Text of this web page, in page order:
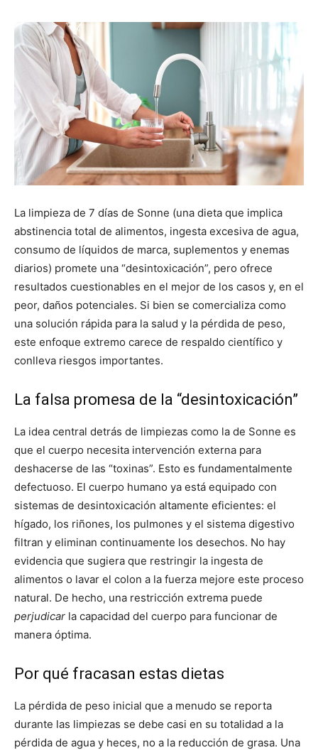
La limpieza de 7 días de Sonne (una dieta que implica
abstinencia total de alimentos, ingesta excesiva de agua,
consumo de líquidos de marca, suplementos y enemas
diarios) promete una “desintoxicación”, pero ofrece
resultados cuestionables en el mejor de los casos y, en el
peor, daños potenciales. Si bien se comercializa como
una solución rápida para la salud y la pérdida de peso,
este enfoque extremo carece de respaldo científico y
conlleva riesgos importantes.
La falsa promesa de la “desintoxicación”
La idea central detrás de limpiezas como la de Sonne es
que el cuerpo necesita intervención externa para
deshacerse de las “toxinas”. Esto es fundamentalmente
defectuoso. El cuerpo humano ya está equipado con
sistemas de desintoxicación altamente eficientes: el
hígado, los riñones, los pulmones y el sistema digestivo
filtran y eliminan continuamente los desechos. No hay
evidencia que sugiera que restringir la ingesta de
alimentos o lavar el colon a la fuerza mejore este proceso
natural. De hecho, una restricción extrema puede
perjudicar la capacidad del cuerpo para funcionar de
manera óptima.
Por qué fracasan estas dietas
La pérdida de peso inicial que a menudo se reporta
durante las limpiezas se debe casi en su totalidad a la
pérdida de agua y heces, no a la reducción de grasa. Una